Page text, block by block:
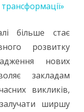
більше стає
розвитку
нових
закладам
викликів,
ширшу